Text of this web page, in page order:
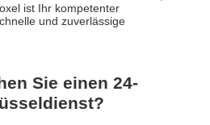
ist Ihr kompetenter
und zuverlässige
Sie einen 24-